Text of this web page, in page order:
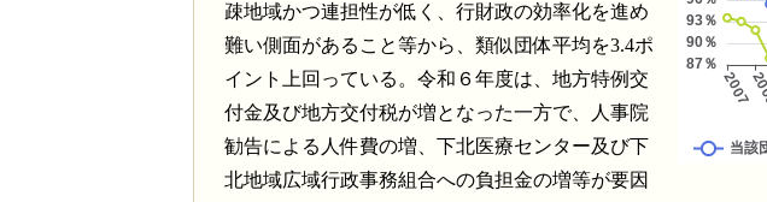
疎地域かつ連担性が低く、行財政の効率化を進め
難い側面があること等から、類似団体平均を3.4ポ
イント上回っている。令和６年度は、地方特例交
付金及び地方交付税が増となった一方で、人事院
勧告による人件費の増、下北医療センター及び下
北地域広域行政事務組合への負担金の増等が要因